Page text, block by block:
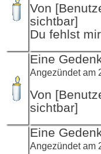
Von
sichtbar]
Du fehlst
Eine
Angezündet am
Von
sichtbar]
Eine
Angezündet am